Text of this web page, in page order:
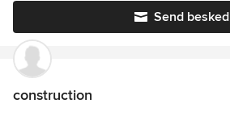
Send besked
construction